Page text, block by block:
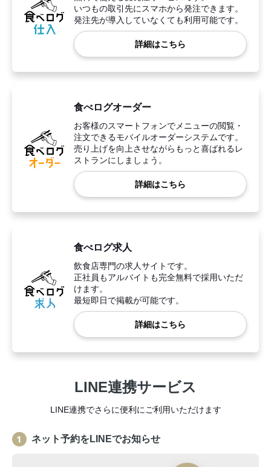
いつもの取引先にスマホから発注できます。
発注先が導入していなくても利用可能です。
詳細はこちら
食べログオーダー
お客様のスマートフォンでメニューの閲覧・
注文できるモバイルオーダーシステムです。
売り上げを向上させながらもっと喜ばれるレ
ストランにしましょう。
詳細はこちら
食べログ求人
飲食店専門の求人サイトです。
正社員もアルバイトも完全無料で採用いただ
けます。
最短即日で掲載が可能です。
詳細はこちら
LINE連携サービス
LINE連携でさらに便利にご利用いただけます
ネット予約をLINEでお知らせ